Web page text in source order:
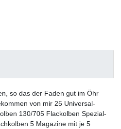
so das der Faden gut im Öhr
von mir 25 Universal-
130/705 Flackolben Spezial-
5 Magazine mit je 5